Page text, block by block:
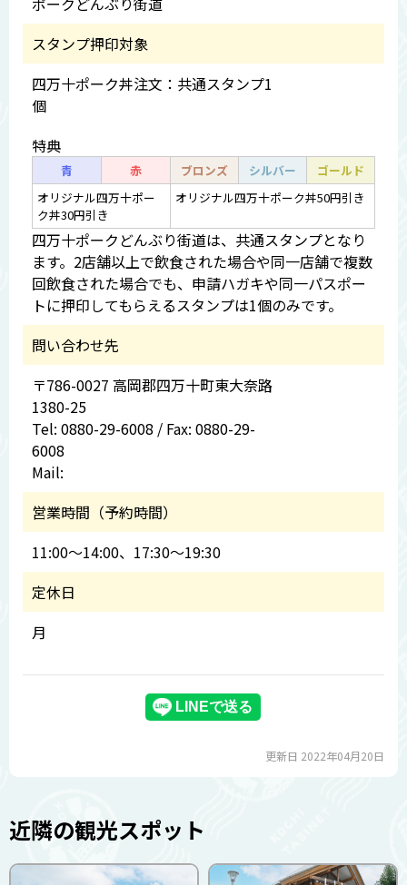
スタンプ押印対象
四万十ポーク丼注文：共通スタンプ1
個
特典
青 赤 ブロンズ シルバー
ゴールド
オリジナル四万十ポー
ク丼30円引き
オリジナル四万十ポーク丼50円引き
四万十ポークどんぶり街道は、共通スタンプとなり
ます。2店舗以上で飲食された場合や同一店舗で複数
回飲食された場合でも、申請ハガキや同一パスポー
トに押印してもらえるスタンプは1個のみです。
問い合わせ先
〒786-0027 高岡郡四万十町東大奈路
1380-25
Tel: 0880-29-6008 / Fax: 0880-29-
6008
Mail:
営業時間（予約時間）
11:00～14:00、17:30～19:30
定休日
月
更新日 2022年04月20日
近隣の観光スポット